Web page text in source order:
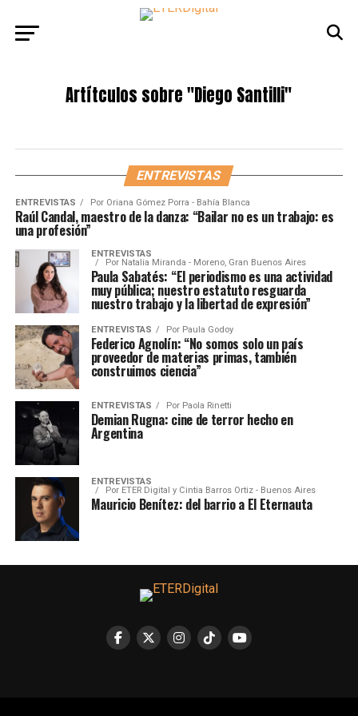
Artítculos sobre"Diego Santilli"
ENTREVISTAS
ENTREVISTAS Por Oriana Gómez Porra - Bahía Blanca
Raúl Candal, maestro de la danza: “Bailar no es un trabajo: es
una profesión”
ENTREVISTAS
Por Natalia Miranda - Moreno, Gran Buenos Aires
Paula Sabatés: “El periodismo es una actividad
muy pública; nuestro estatuto resguarda
nuestro trabajo y la libertad de expresión”
ENTREVISTAS Por Paula Godoy
Federico Agnolín: “No somos solo un país
proveedor de materias primas, también
construimos ciencia”
ENTREVISTAS Por Paola Rinetti
Demian Rugna: cine de terror hecho en
Argentina
ENTREVISTAS
Por ETER Digital y Cintia Barros Ortiz - Buenos Aires
Mauricio Benítez: del barrio a El Eternauta